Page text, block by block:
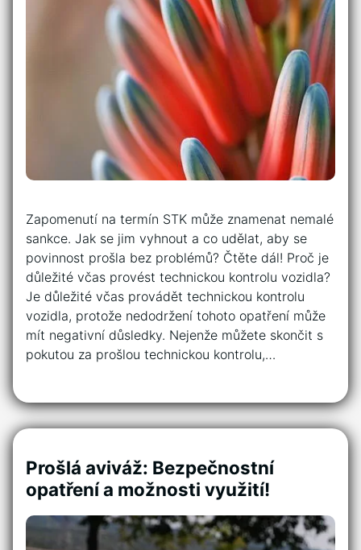
Zapomenutí‍ na termín STK může znamenat nemalé
sankce.​ Jak ‍se jim vyhnout ​a co udělat, aby se
povinnost prošla bez problémů? Čtěte dál! Proč⁤ je⁣
důležité včas provést⁣ technickou kontrolu vozidla?
Je⁣ důležité včas provádět ⁢technickou kontrolu
vozidla, protože‍ nedodržení tohoto opatření⁢ může
mít ⁣negativní důsledky. Nejenže ⁤můžete⁣ skončit‌ s
pokutou za prošlou⁤ technickou kontrolu,…
Prošlá aviváž: Bezpečnostní
opatření a možnosti využití!